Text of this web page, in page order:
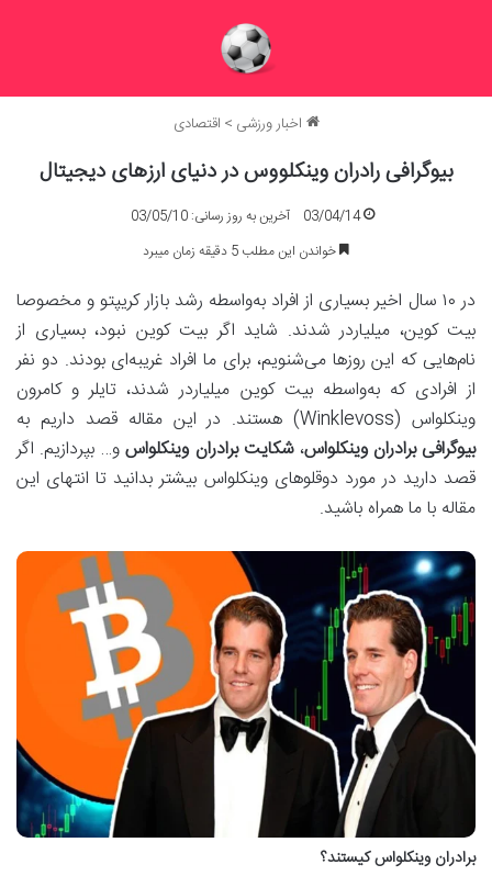
اخبار ورزشی > اقتصادی
بیوگرافی رادران وینکلووس در دنیای ارزهای دیجیتال
03/04/14
آخرین به روز رسانی: 03/05/10
خواندن این مطلب 5 دقیقه زمان میبرد
در ۱۰ سال اخیر بسیاری از افراد به‌واسطه رشد بازار کریپتو و مخصوصا
بیت کوین، میلیاردر شدند. شاید اگر بیت کوین نبود، بسیاری از
نام‌هایی که این روزها می‌شنویم، برای ما افراد غریبه‌ای بودند. دو نفر
از افرادی که به‌واسطه بیت کوین میلیاردر شدند، تایلر و کامرون
وینکلواس (Winklevoss) هستند. در این مقاله قصد داریم به
بیوگرافی برادران وینکلواس،شکایت برادران وینکلواسو… بپردازیم. اگر
قصد دارید در مورد دوقلوهای وینکلواس بیشتر بدانید تا انتهای این
مقاله با ما همراه باشید.
برادران وینکلواس کیستند؟